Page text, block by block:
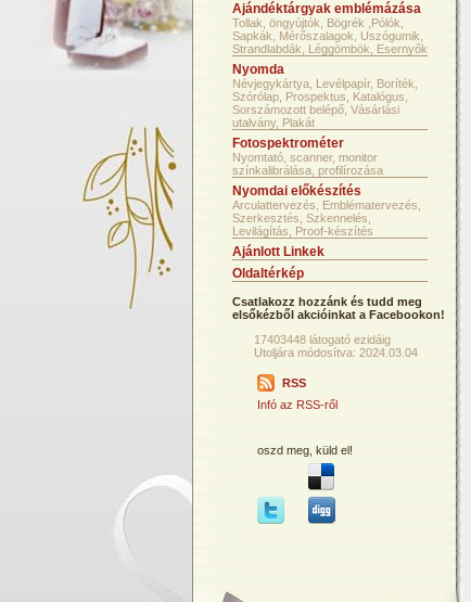
Ajándéktárgyak emblémázása
Tollak, öngyújtók, Bögrék ,Pólók,
Sapkák, Mérőszalagok, Uszógumik,
Strandlabdák, Léggömbök, Esernyők
Nyomda
Névjegykártya, Levélpapír, Boríték,
Szórólap, Prospektus, Katalógus,
Sorszámozott belépő, Vásárlási
utalvány, Plakát
Fotospektrométer
Nyomtató, scanner, monitor
színkalibrálása, profilírozása
Nyomdai előkészítés
Arculattervezés, Emblématervezés,
Szerkesztés, Szkennelés,
Levilágítás, Proof-készítés
Ajánlott Linkek
Oldaltérkép
Csatlakozz hozzánk és tudd meg
elsőkézből akcióinkat a Facebookon!
17403448 látogató ezidáig
Utoljára módosítva: 2024.03.04
RSS
Infó az RSS-ről
oszd meg, küld el!